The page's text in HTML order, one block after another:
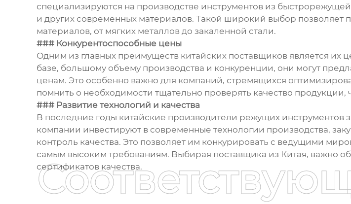
специализируются на производстве инструментов из
и других современных материалов. Такой широкий выбор
материалов, от мягких металлов до закаленной стали.
### Конкурентоспособные цены
Одним из главных преимуществ китайских поставщиков является их
базе, большому объему производства и конкуренции, они могут
ценам. Это особенно важно для компаний, стремящихся
помнить о необходимости тщательно проверять качество
### Развитие технологий и качества
В последние годы китайские производители режущих инструментов
компании инвестируют в современные технологии производства,
контроль качества. Это позволяет им конкурировать с ведущими
самым высоким требованиям. Выбирая поставщика из Китая, важно
сертификатов качества.